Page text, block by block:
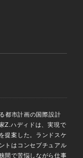
都市計画の国際設計
Z.ハディドは、実現で
提案した。ランドスケ
トはコンセプチュアル
間で苦悩しながら仕事